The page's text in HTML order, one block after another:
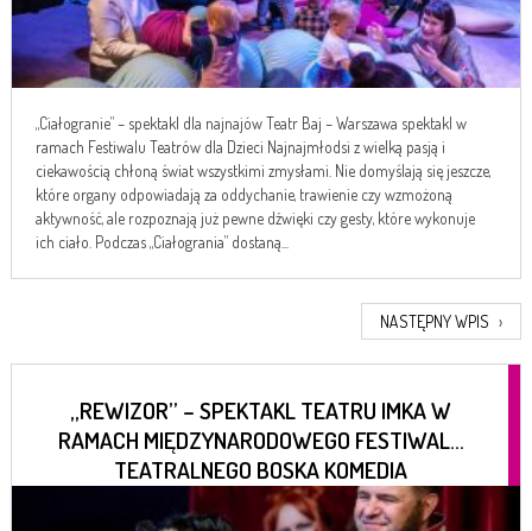
„Ciałogranie” – spektakl dla najnajów Teatr Baj – Warszawa spektakl w
ramach Festiwalu Teatrów dla Dzieci Najnajmłodsi z wielką pasją i
ciekawością chłoną świat wszystkimi zmysłami. Nie domyślają się jeszcze,
które organy odpowiadają za oddychanie, trawienie czy wzmożoną
aktywność, ale rozpoznają już pewne dźwięki czy gesty, które wykonuje
ich ciało. Podczas „Ciałogrania” dostaną...
NASTĘPNY WPIS ›
„REWIZOR” – SPEKTAKL TEATRU IMKA W
RAMACH MIĘDZYNARODOWEGO FESTIWALU
TEATRALNEGO BOSKA KOMEDIA